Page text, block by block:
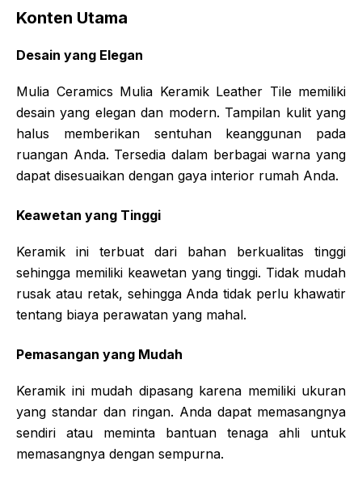
Konten Utama
Desain yang Elegan
Mulia Ceramics Mulia Keramik Leather Tile memiliki
desain yang elegan dan modern. Tampilan kulit yang
halus memberikan sentuhan keanggunan pada
ruangan Anda. Tersedia dalam berbagai warna yang
dapat disesuaikan dengan gaya interior rumah Anda.
Keawetan yang Tinggi
Keramik ini terbuat dari bahan berkualitas tinggi
sehingga memiliki keawetan yang tinggi. Tidak mudah
rusak atau retak, sehingga Anda tidak perlu khawatir
tentang biaya perawatan yang mahal.
Pemasangan yang Mudah
Keramik ini mudah dipasang karena memiliki ukuran
yang standar dan ringan. Anda dapat memasangnya
sendiri atau meminta bantuan tenaga ahli untuk
memasangnya dengan sempurna.